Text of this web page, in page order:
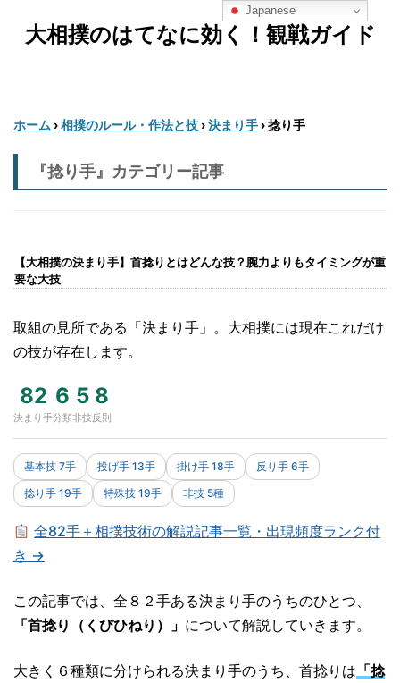
大相撲のはてなに効く！観戦ガイド
ホーム ›相撲のルール・作法と技 ›決まり手 ›捻り手
『捻り手』カテゴリー記事
【大相撲の決まり手】首捻りとはどんな技？腕力よりもタイミングが重
要な大技
取組の見所である「決まり手」。大相撲には現在これだけ
の技が存在します。
82
決まり手
6
分類
5
非技
8
反則
基本技 7手 投げ手 13手 掛け手 18手
反り手 6手
捻り手 19手
特殊技 19手 非技 5種
全82手＋相撲技術の解説記事一覧・出現頻度ランク付
き →
この記事では、全８２手ある決まり手のうちのひとつ、
「首捻り（くびひねり）」 について解説していきます。
大きく６種類に分けられる決まり手のうち、首捻りは 「捻
Japanese